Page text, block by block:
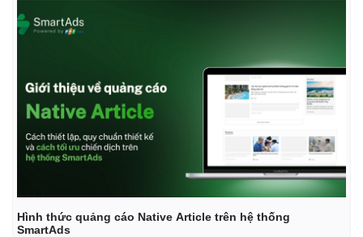
Hình thức quảng cáo Native Article trên hệ thống
SmartAds